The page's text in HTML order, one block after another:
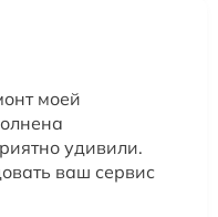
моей
удивили.
ваш сервис